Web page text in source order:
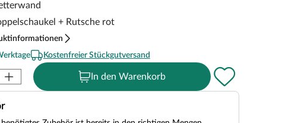
+ Rutsche rot
Kostenfreier Stückgutversand
In den Warenkorb